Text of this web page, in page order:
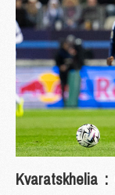
Kvaratskhelia :